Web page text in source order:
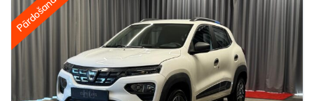
Pārdošanā